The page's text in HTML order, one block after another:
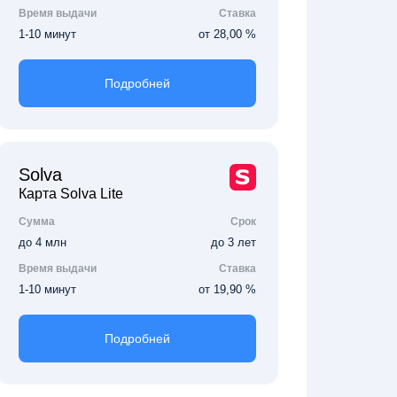
Время выдачи Ставка
1-10 минут от 28,00 %
Подробней
Solva
Карта Solva Lite
Сумма Срок
до 4 млн до 3 лет
Время выдачи Ставка
1-10 минут от 19,90 %
Подробней